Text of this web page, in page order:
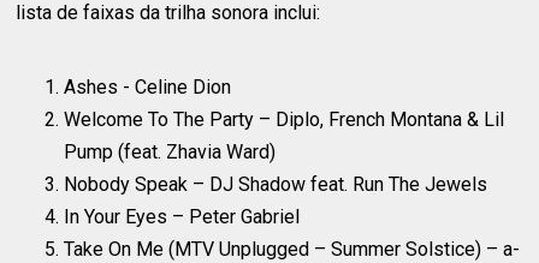
lista de faixas da trilha sonora inclui:
Ashes - Celine Dion
Welcome To The Party – Diplo, French Montana & Lil
Pump (feat. Zhavia Ward)
Nobody Speak – DJ Shadow feat. Run The Jewels
In Your Eyes – Peter Gabriel
Take On Me (MTV Unplugged – Summer Solstice) – a-